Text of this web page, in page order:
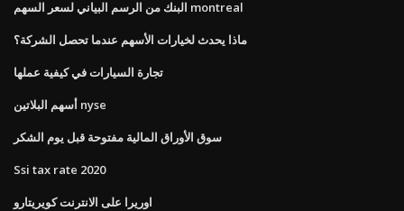
البنك من الرسم البياني لسعر السهم montreal
ماذا يحدث لخيارات الأسهم عندما تحصل الشركة؟
تجارة السيارات في كيفية عملها
أسهم البلاتين nyse
سوق الأوراق المالية مفتوحة قبل يوم الشكر
Ssi tax rate 2020
اوريرا على الانترنت كويريتارو